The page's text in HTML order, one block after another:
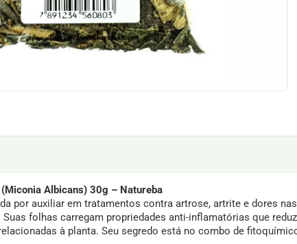
(Miconia Albicans) 30g – Natureba
por auxiliar em tratamentos contra artrose, artrite e dores
folhas carregam propriedades anti-inflamatórias que
à planta. Seu segredo está no combo de